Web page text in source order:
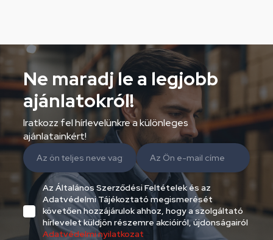
Ne maradj le a legjobb
ajánlatokról!
Iratkozz fel hírlevelünkre a különleges
ajánlatainkért!
Az Általános Szerződési Feltételek és az
Adatvédelmi Tájékoztató megismerését
követően hozzájárulok ahhoz, hogy a szolgáltató
hírlevelet küldjön részemre akcióiról, újdonságairól
Adatvédelmi nyilatkozat